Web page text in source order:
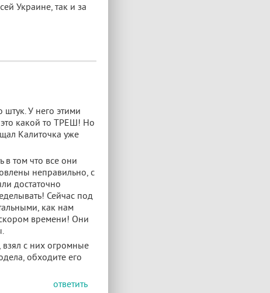
Украине, так и за
штук. У него этими
какой то ТРЕШ! Но
Калиточка уже
том что все они
неправильно, с
достаточно
Сейчас под
как нам
скором времени! Они
взял с них огромные
обходите его
ответить